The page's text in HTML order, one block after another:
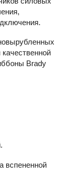
Brady
вспененной